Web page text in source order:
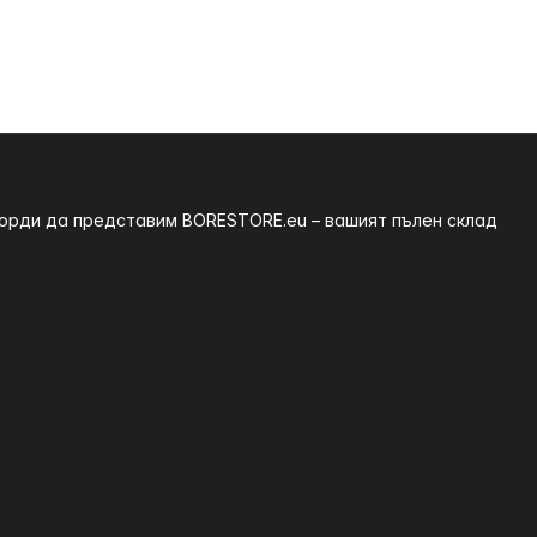
да представим BORESTORE.eu – вашият пълен склад